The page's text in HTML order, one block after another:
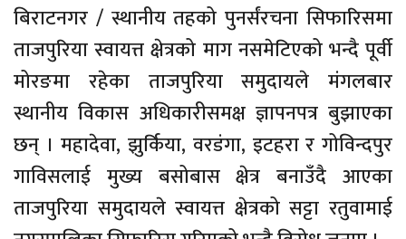
बिराटनगर / स्थानीय तहको पुनर्संरचना सिफारिसमा
ताजपुरिया स्वायत्त क्षेत्रको माग नसमेटिएको भन्दै पूर्वी
मोरङमा रहेका ताजपुरिया समुदायले मंगलबार
स्थानीय विकास अधिकारीसमक्ष ज्ञापनपत्र बुझाएका
छन् । महादेवा, झुर्किया, वरडंगा, इटहरा र गोविन्दपुर
गाविसलाई मुख्य बसोबास क्षेत्र बनाउँदै आएका
ताजपुरिया समुदायले स्वायत्त क्षेत्रको सट्टा रतुवामाई